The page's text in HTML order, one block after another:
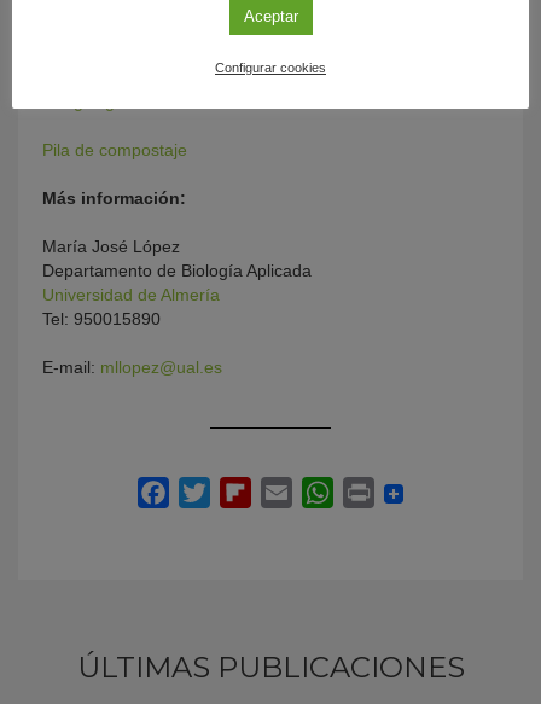
Logo del proyecto europeo FORBIOPLAST
Pila de compostaje
Más información:
María José López
Departamento de Biología Aplicada
Universidad de Almería
Tel: 950015890
E-mail: mllopez@ual.es
ÚLTIMAS PUBLICACIONES
Aceptar
Configurar cookies